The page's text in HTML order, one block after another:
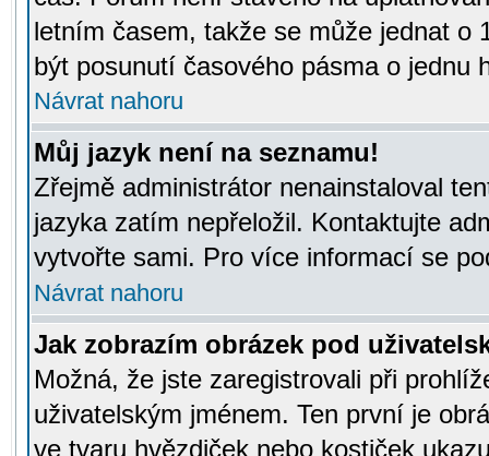
letním časem, takže se může jednat o
být posunutí časového pásma o jednu
Návrat nahoru
Můj jazyk není na seznamu!
Zřejmě administrátor nenainstaloval
jazyka zatím nepřeložil. Kontaktujte
vytvořte sami. Pro více informací se
Návrat nahoru
Jak zobrazím obrázek pod
Možná, že jste zaregistrovali při
uživatelským jménem. Ten první je
ve tvaru hvězdiček nebo kostiček